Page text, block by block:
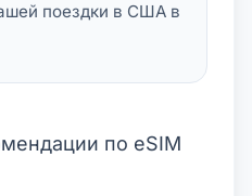
поездки в США в
по eSIM